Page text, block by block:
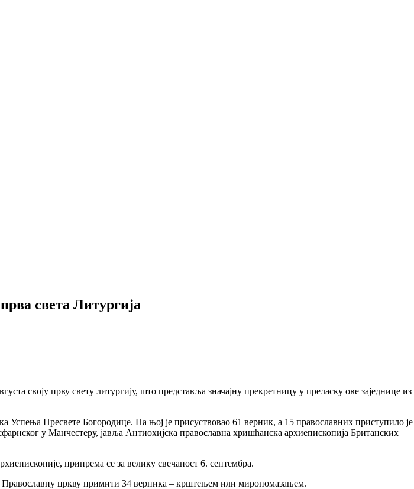
света Литургија
своју прву свету литургију, што представља значајну прекретницу у преласку ове заједнице из
Успења Пресвете Богородице. На њој је присуствовао 61 верник, а 15 православних приступило је
у Манчестеру, јавља Антиохијска православна хришћанска архиепископија Британских
припрема се за велику свечаност 6. септембра.
цркву примити 34 верника – крштењем или миропомазањем.